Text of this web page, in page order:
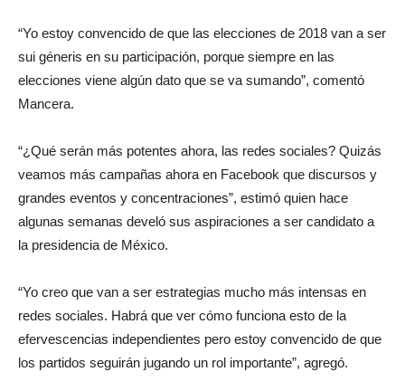
“Yo estoy convencido de que las elecciones de 2018 van a ser
sui géneris en su participación, porque siempre en las
elecciones viene algún dato que se va sumando”, comentó
Mancera.
“¿Qué serán más potentes ahora, las redes sociales? Quizás
veamos más campañas ahora en Facebook que discursos y
grandes eventos y concentraciones”, estimó quien hace
algunas semanas develó sus aspiraciones a ser candidato a
la presidencia de México.
“Yo creo que van a ser estrategias mucho más intensas en
redes sociales. Habrá que ver cómo funciona esto de la
efervescencias independientes pero estoy convencido de que
los partidos seguirán jugando un rol importante”, agregó.